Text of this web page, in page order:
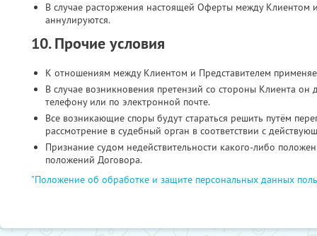
В случае расторжения настоящей Оферты между Клиентом
аннулируются.
10. Прочие условия
К отношениям между Клиентом и Представителем
В случае возникновения претензий со стороны Клиента
телефону или по электронной почте.
Все возникающие споры будут стараться решить путём
рассмотрение в судебный орган в соответствии с
Признание судом недействительности какого-либо
положений Договора.
"Положение об обработке и защите персональных данных